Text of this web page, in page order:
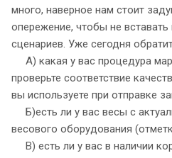
много, наверное нам стоит
опережение, чтобы не вставать
сценариев. Уже сегодня
А) какая у вас процедура
проверьте соответствие
вы используете при отправке
Б)есть ли у вас весы с
весового оборудования
В) есть ли у вас в наличии